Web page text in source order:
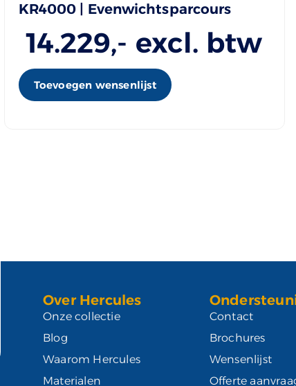
KR4000 | Evenwichtsparcours
14.229,- excl. btw
Toevoegen wensenlijst
Over Hercules
Onze collectie
Blog
Waarom Hercules
Materialen
Contact
Brochures
Wensenlijst
Offerte